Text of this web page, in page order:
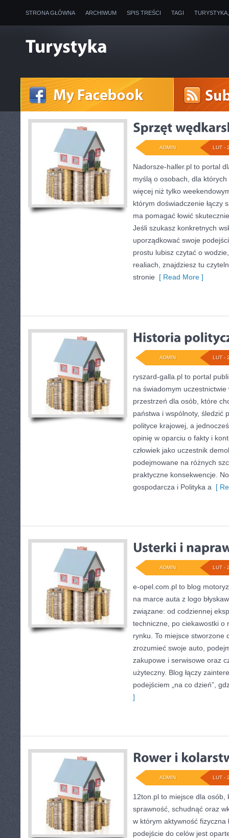
STRONA GŁÓWNA ARCHIWUM SPIS TREŚCI TAGI
LUT -
ADMIN
Nadorsze-haller.pl to portal
myślą o osobach, dla
więcej niż tylko
którym doświadczenie łączy
ma pomagać łowić
Jeśli szukasz konkretnych
uporządkować swoje
prostu lubisz czytać o
realiach, znajdziesz tu
stronie [ Read More ]
LUT -
ADMIN
ryszard-galla.pl to portal
na świadomym
przestrzeń dla osób, które
państwa i wspólnoty, śledzić
polityce krajowej, a
opinię w oparciu o fakty i
człowiek jako uczestnik
podejmowane na różnych
praktyczne konsekwencje.
gospodarcza i Polityka a [
LUT -
ADMIN
e-opel.com.pl to blog
na marce auta z logo
związane: od codziennej
techniczne, po ciekawostki o
rynku. To miejsce stworzone
zrozumieć swoje auto,
zakupowe i serwisowe oraz
użyteczny. Blog łączy
podejściem „na co dzień”,
]
LUT -
ADMIN
12ton.pl to miejsce dla osób,
sprawność, schudnąć oraz
w którym aktywność fizyczna
podejście do celów jest